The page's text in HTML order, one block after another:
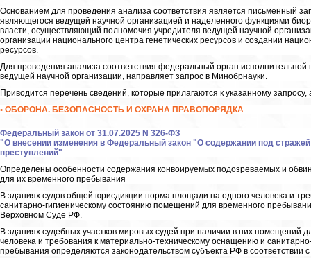
Основанием для проведения анализа соответствия является письменный
являющегося ведущей научной организацией и наделенного функциями
власти, осуществляющий полномочия учредителя ведущей научной
организации национального центра генетических ресурсов и создании
ресурсов.
Для проведения анализа соответствия федеральный орган
ведущей научной организации, направляет запрос в Минобрнауки.
Приводится перечень сведений, которые прилагаются к указанному
• ОБОРОНА. БЕЗОПАСНОСТЬ И ОХРАНА ПРАВОПОРЯДКА
Федеральный закон от 31.07.2025 N 326-ФЗ
"О внесении изменения в Федеральный закон "О содержании под
преступлений"
Определены особенности содержания конвоируемых подозреваемых и
для их временного пребывания
В зданиях судов общей юрисдикции норма площади на одного человека и
санитарно-гигиеническому состоянию помещений для временного
Верховном Суде РФ.
В зданиях судебных участков мировых судей при наличии в них помещений
человека и требования к материально-техническому оснащению и
пребывания определяются законодательством субъекта РФ в соответствии